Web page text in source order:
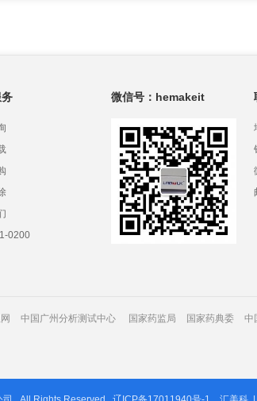
0200
微信号：hemakeit
中国广州分析测试中心 国家药监局 国家药典委
中